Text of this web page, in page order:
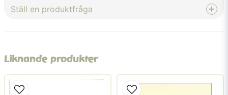
Ställ en produktfråga
name
Namn
Liknande produkter